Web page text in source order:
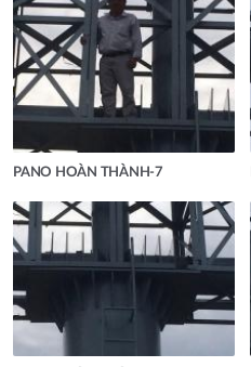
PANO HOÀN THÀNH-7